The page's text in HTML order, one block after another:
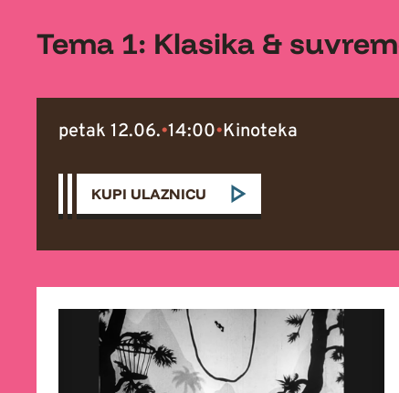
Tema 1: Klasika &
petak 12.06.•14:00•Kinoteka
KUPI ULAZNICU